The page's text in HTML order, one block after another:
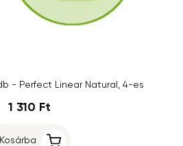
- Perfect Linear Natural, 4-es
1 310 Ft
Kosárba